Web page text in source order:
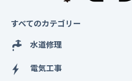
すべてのカテゴリー
水道修理
電気工事